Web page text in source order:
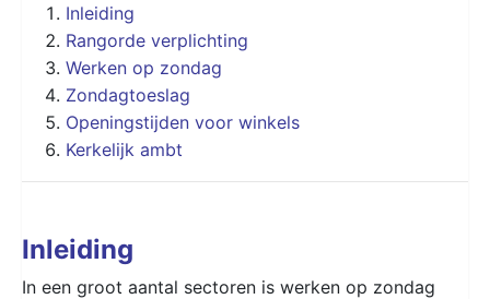
Inleiding
Rangorde verplichting
Werken op zondag
Zondagtoeslag
Openingstijden voor winkels
Kerkelijk ambt
Inleiding
In een groot aantal sectoren is werken op zondag